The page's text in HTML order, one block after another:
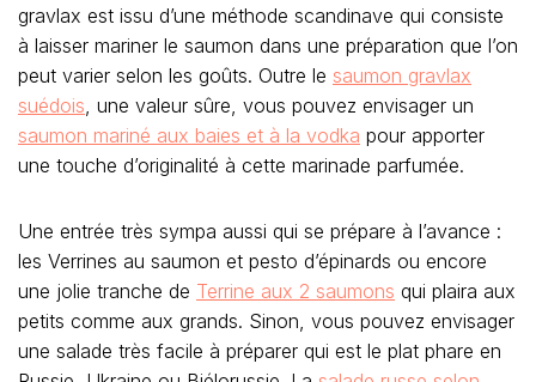
gravlax est issu d’une méthode scandinave qui consiste
à laisser mariner le saumon dans une préparation que l’on
peut varier selon les goûts. Outre le saumon gravlax
suédois, une valeur sûre, vous pouvez envisager un
saumon mariné aux baies et à la vodka pour apporter
une touche d’originalité à cette marinade parfumée.
Une entrée très sympa aussi qui se prépare à l’avance :
les Verrines au saumon et pesto d’épinards ou encore
une jolie tranche de Terrine aux 2 saumons qui plaira aux
petits comme aux grands. Sinon, vous pouvez envisager
une salade très facile à préparer qui est le plat phare en